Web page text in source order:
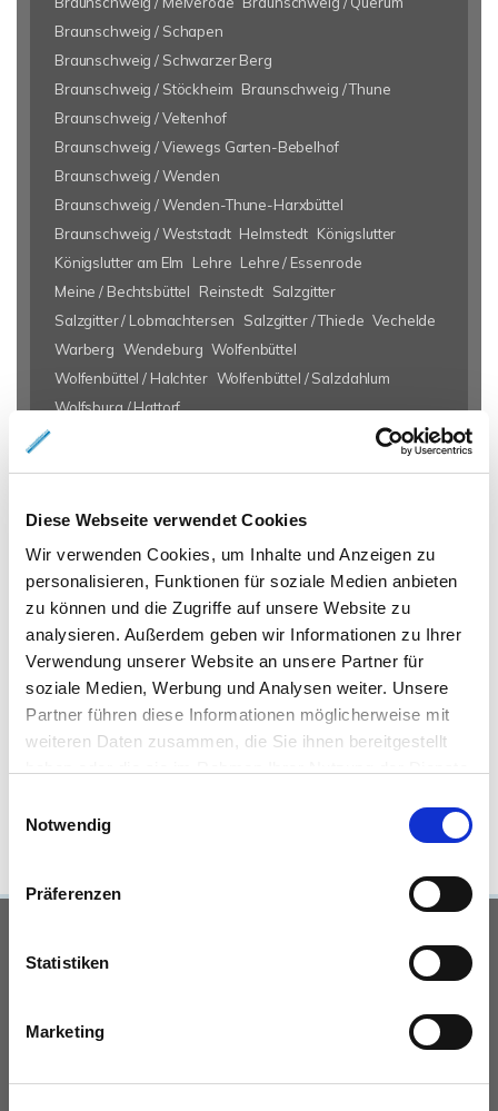
Diese Webseite verwendet Cookies
Wir verwenden Cookies, um Inhalte und Anzeigen zu
personalisieren, Funktionen für soziale Medien anbieten
zu können und die Zugriffe auf unsere Website zu
analysieren. Außerdem geben wir Informationen zu Ihrer
Verwendung unserer Website an unsere Partner für
soziale Medien, Werbung und Analysen weiter. Unsere
Partner führen diese Informationen möglicherweise mit
weiteren Daten zusammen, die Sie ihnen bereitgestellt
Notwendig
Präferenzen
Statistiken
Marketing
Braunschweig / Schapen
Braunschweig / Schwarzer Berg
Braunschweig / Stöckheim Braunschweig / Thune
Braunschweig / Veltenhof
Braunschweig / Viewegs Garten-Bebelhof
Braunschweig / Wenden
Braunschweig / Wenden-Thune-Harxbüttel
Braunschweig / Weststadt Helmstedt Königslutter
Königslutter am Elm
Lehre Lehre / Essenrode
Meine / Bechtsbüttel
Reinstedt Salzgitter
Salzgitter / Lobmachtersen
Salzgitter / Thiede Vechelde
Warberg Wendeburg Wolfenbüttel
Wolfenbüttel / Halchter Wolfenbüttel / Salzdahlum
Wolfsburg / Hattorf
Braunschweig
Mietangebote Braunschweig
Braunschweig
Mietwohnung Braunschweig
Wohnungen
Braunschweig
Reihenhaus Braunschweig
Wohnung miete
Braunschweig
Wohnung suche Braunschweig
Wohnungssuche
Braunschweig
Wohnungsanzeigen Braunschweig
Wohnung
Braunschweig
Haus Braunschweig
Häuser Braunschweig
kaufen Braunschweig
mieten Braunschweig
Immobilie
Braunschweig
Immobilien Braunschweig
Hauskauf
Einfamilienhaus